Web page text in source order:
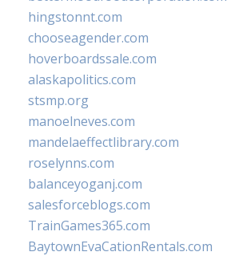
hingstonnt.com
chooseagender.com
hoverboardssale.com
alaskapolitics.com
stsmp.org
manoelneves.com
mandelaeffectlibrary.com
roselynns.com
balanceyoganj.com
salesforceblogs.com
TrainGames365.com
BaytownEvaCationRentals.com